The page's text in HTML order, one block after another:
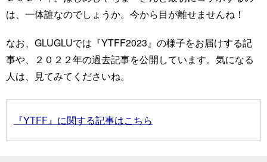
は、一体誰なのでしょうか。今から目が離せませんね！
なお、GLUGLUでは『YTFF2023』の様子をお届けする記
事や、２０２２年の過去記事を公開しています。気になる
人は、見てみてくださいね。
『YTFF』に関する記事はこちら